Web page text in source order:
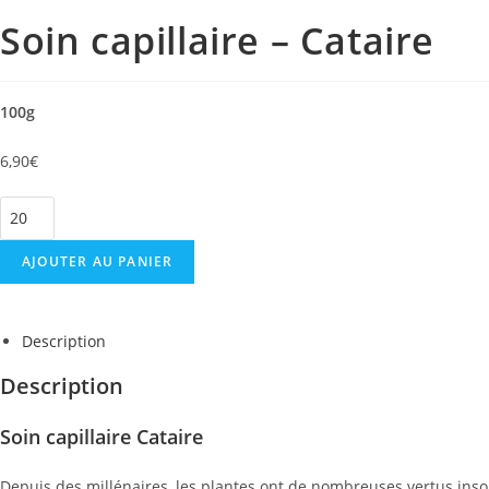
Soin capillaire – Cataire
100g
6,90€
AJOUTER AU PANIER
Description
Description
Soin capillaire Cataire